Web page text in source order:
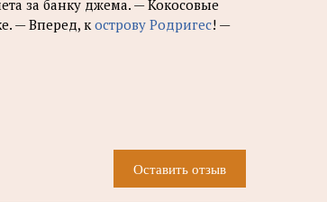
за банку джема. — Кокосовые
— Вперед, кострову Родригес! —
Оставить отзыв